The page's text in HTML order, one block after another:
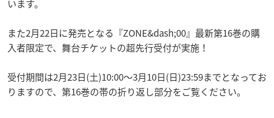
います。
また2月22日に発売となる『ZONE&dash;00』最新第16巻の購
入者限定で、舞台チケットの超先行受付が実施！
受付期間は2月23日(土)10:00～3月10日(日)23:59までとなってお
りますので、第16巻の帯の折り返し部分をご覧ください。